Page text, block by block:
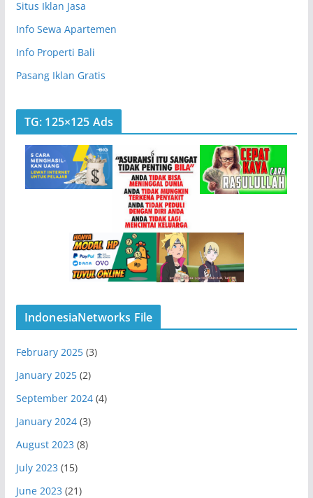
Situs Iklan Jasa
Info Sewa Apartemen
Info Properti Bali
Pasang Iklan Gratis
TG: 125×125 Ads
IndonesiaNetworks File
February 2025(3)
January 2025(2)
September 2024(4)
January 2024(3)
August 2023 (8)
July 2023 (15)
June 2023 (21)